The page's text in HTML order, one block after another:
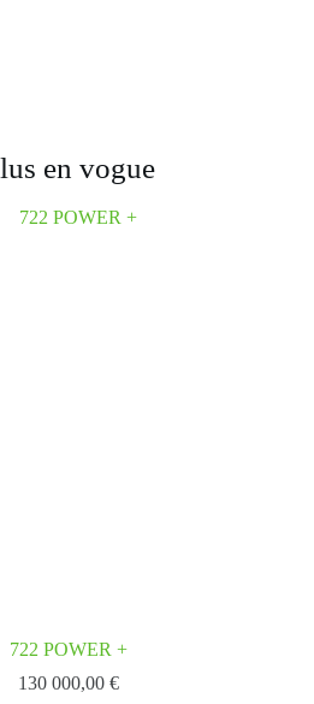
en vogue
722 POWER +
130 000,00 €